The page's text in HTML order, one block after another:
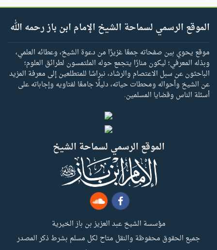
الموقع الرسمي لسماحة الشيخ الإمام ابن باز رحمه الله
موقع يحوي بين صفحاته جمعًا غزيرًا من دعوة الشيخ، وعطائه العلمي،
وبذله المعرفي؛ ليكون منارًا يتجمع حوله الملتمسون لطرائق العلوم؛
الباحثون عن سبل الاعتصام والرشاد، نبراسًا للمتطلعين إلى معرفة المزيد
عن الشيخ وأحواله ومحطات حياته، دليلًا جامعًا لفتاويه وإجاباته على
أسئلة الناس وقضايا المسلمين.
الموقع الرسمي لسماحة الشيخ
مؤسسة الشيخ عبد العزيز بن باز الخيرية
جميع الحقوق محفوظة والنقل متاح لكل مسلم بشرط ذكر المصدر